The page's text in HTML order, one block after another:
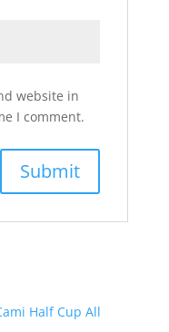
website in
I comment.